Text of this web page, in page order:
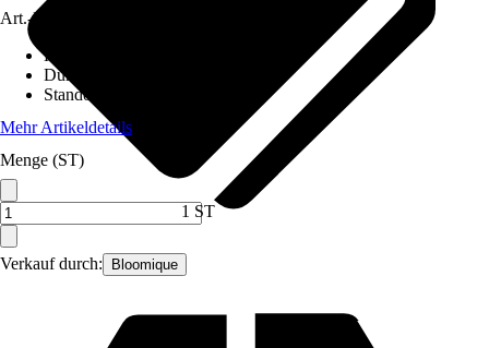
Verkauf durch: Bloomique
Art.-Nr.
Höhe inkl. Kulturtopf
Durchmesser Kulturtopf
Standort
Mehr Artikeldetails
Menge (ST)
1 ST